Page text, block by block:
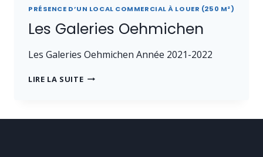
PRÉSENCE D’UN LOCAL COMMERCIAL À LOUER (250 M²)
Les Galeries Oehmichen
Les Galeries Oehmichen Année 2021-2022
LIRE LA SUITELES